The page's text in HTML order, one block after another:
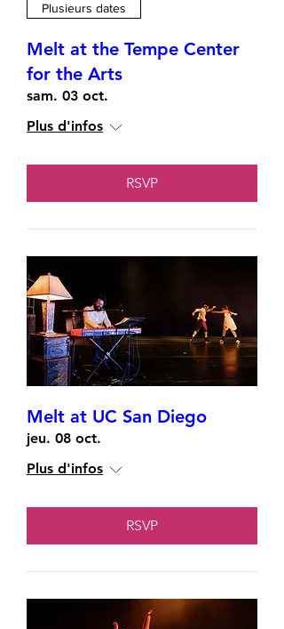
Plusieurs dates
Melt at the Tempe Center
for the Arts
sam. 03 oct.
Plus d'infos
RSVP
Melt at UC San Diego
jeu. 08 oct.
Plus d'infos
RSVP